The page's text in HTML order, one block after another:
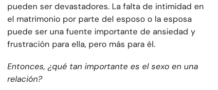
pueden ser devastadores. La falta de intimidad en
el matrimonio por parte del esposo o la esposa
puede ser una fuente importante de ansiedad y
frustración para ella, pero más para él.
Entonces, ¿qué tan importante es el sexo en una
relación?